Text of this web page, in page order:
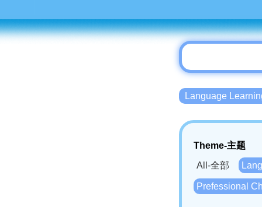
Language
Theme-主题
All-全部
Prefessional